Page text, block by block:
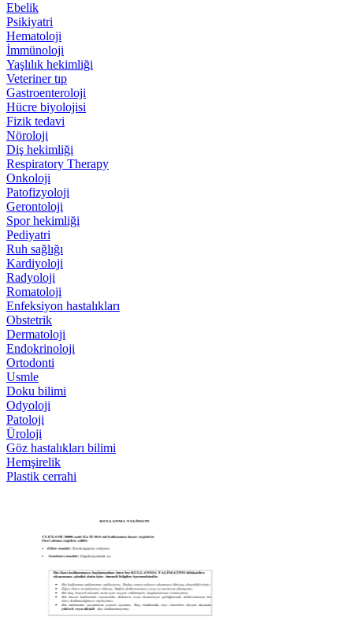
Ebelik
Psikiyatri
Hematoloji
İmmünoloji
Yaşlılık hekimliği
Veteriner tıp
Gastroenteroloji
Hücre biyolojisi
Fizik tedavi
Nöroloji
Diş hekimliği
Respiratory Therapy
Onkoloji
Patofizyoloji
Gerontoloji
Spor hekimliği
Pediyatri
Ruh sağlığı
Kardiyoloji
Radyoloji
Romatoloji
Enfeksiyon hastalıkları
Obstetrik
Dermatoloji
Endokrinoloji
Ortodonti
Usmle
Doku bilimi
Odyoloji
Patoloji
Üroloji
Göz hastalıkları bilimi
Hemşirelik
Plastik cerrahi